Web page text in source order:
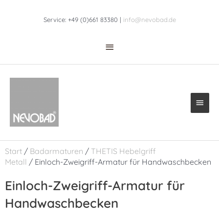
Service: +49 (0)661 83380 | info@nevobad.de
Header
Start / Badarmaturen / THETIS Hebelgriff
Metall / Einloch-Zweigriff-Armatur für Handwaschbecken
Einloch-Zweigriff-Armatur für
Handwaschbecken